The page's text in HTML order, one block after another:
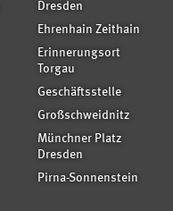
Dresden
Ehrenhain Zeithain
Erinnerungsort
Torgau
Geschäftsstelle
Großschweidnitz
Münchner Platz
Dresden
Pirna-Sonnenstein